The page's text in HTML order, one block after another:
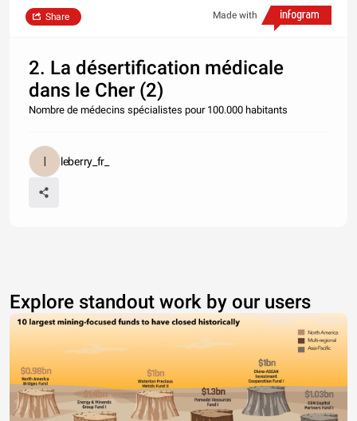
Made with
Share
2. La désertification médicale
dans le Cher (2)
Nombre de médecins spécialistes pour 100.000 habitants
leberry_fr_
Explore standout work by our users